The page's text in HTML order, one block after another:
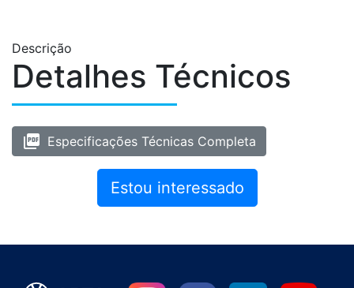
Descrição
Detalhes Técnicos
picture_as_pdf Especificações Técnicas Completa
Estou interessado